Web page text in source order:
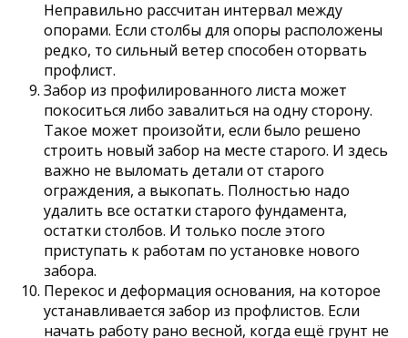
Неправильно рассчитан интервал между
опорами. Если столбы для опоры расположены
редко, то сильный ветер способен оторвать
профлист.
Забор из профилированного листа может
покоситься либо завалиться на одну сторону.
Такое может произойти, если было решено
строить новый забор на месте старого. И здесь
важно не выломать детали от старого
ограждения, а выкопать. Полностью надо
удалить все остатки старого фундамента,
остатки столбов. И только после этого
приступать к работам по установке нового
забора.
Перекос и деформация основания, на которое
устанавливается забор из профлистов. Если
начать работу рано весной, когда ещё грунт не